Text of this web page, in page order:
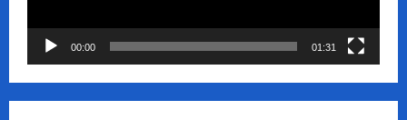
00:00 01:31